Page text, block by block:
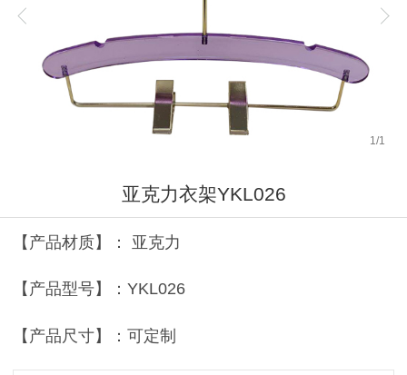
1 /1
亚克力衣架YKL026
【产品材质】： 亚克力
【产品型号】：YKL026
【产品尺寸】：可定制